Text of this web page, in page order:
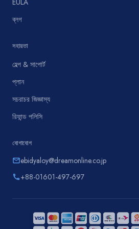
EULA
ব্লগ
সহায়তা
হেল্প & সাপোর্ট
প্লান
সচরাচর জিজ্ঞাস্য
রিফান্ড পলিসি
যোগাযোগ
emailebidyaloy@dreamonline.co.jp
phone+88-01601-497-697